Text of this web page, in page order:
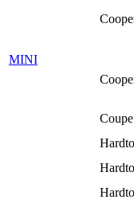
MINI